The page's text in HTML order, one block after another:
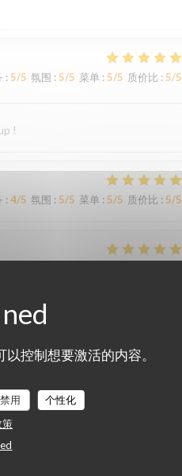
控制想要激活的内容。
禁用
个性化
策
: 5/5 氛围 : 5/5 菜单: 5/5 质价比 : 5/5
!
: 4/5 氛围 : 5/5 菜单: 5/5 质价比 : 5/5
de monde que chez les voisins,